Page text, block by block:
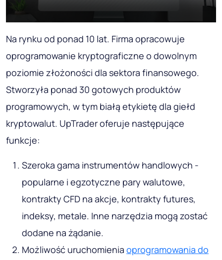
Na rynku od ponad 10 lat. Firma opracowuje
oprogramowanie kryptograficzne o dowolnym
poziomie złożoności dla sektora finansowego.
Stworzyła ponad 30 gotowych produktów
programowych, w tym białą etykietę dla giełd
kryptowalut. UpTrader oferuje następujące
funkcje:
Szeroka gama instrumentów handlowych -
popularne i egzotyczne pary walutowe,
kontrakty CFD na akcje, kontrakty futures,
indeksy, metale. Inne narzędzia mogą zostać
dodane na żądanie.
Możliwość uruchomienia oprogramowania do